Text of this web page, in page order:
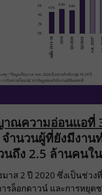
ณความอ่อนแอที่
จำนวนผู้ที่ยังมีงาน
นถึง 2.5 ล้านคนใ
มาส 2 ปี 2020 ซึ่งเป็นช่ว
รล็อกดาวน์ และการหยุด